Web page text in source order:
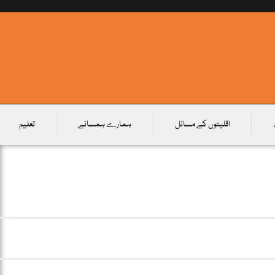
اقلیتوں کے مسائل ہمارے ہمسائے تعلیم